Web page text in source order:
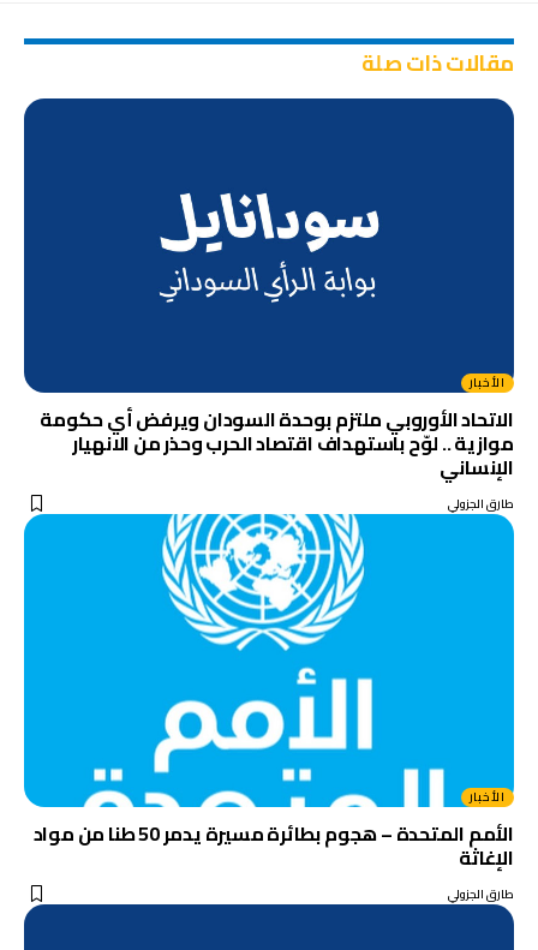
مقالات ذات صلة
الأخبار
الاتحاد الأوروبي ملتزم بوحدة السودان ويرفض أي حكومة
موازية .. لوّح باستهداف اقتصاد الحرب وحذر من الانهيار
الإنساني
طارق الجزولي
الأخبار
الأمم المتحدة – هجوم بطائرة مسيرة يدمر 50 طنا من مواد
الإغاثة
طارق الجزولي